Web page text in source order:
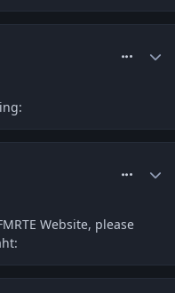
Website, please